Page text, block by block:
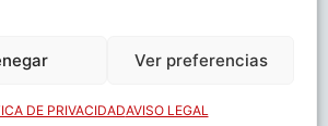
Ver preferencias
DE PRIVACIDADAVISO LEGAL